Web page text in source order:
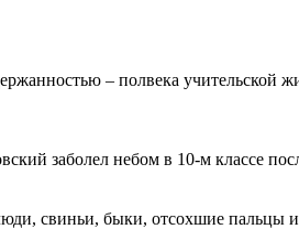
– полвека учительской
заболел небом в 10-м классе
свиньи, быки, отсохшие пальцы